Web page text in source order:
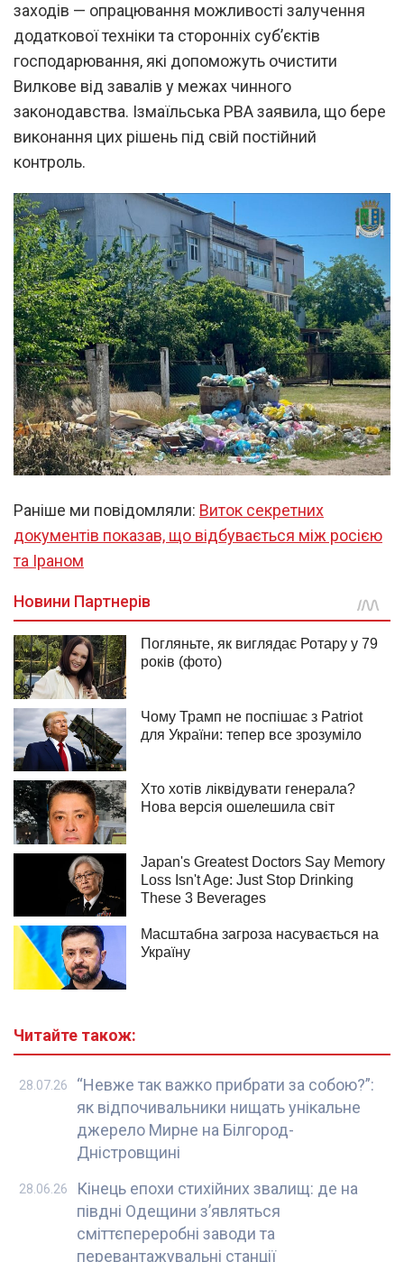
заходів — опрацювання можливості залучення
додаткової техніки та сторонніх суб’єктів
господарювання, які допоможуть очистити
Вилкове від завалів у межах чинного
законодавства. Ізмаїльська РВА заявила, що бере
виконання цих рішень під свій постійний
контроль.
Раніше ми повідомляли: Виток секретних
документів показав, що відбувається між росією
та Іраном
Читайте також:
“Невже так важко прибрати за собою?”:
як відпочивальники нищать унікальне
джерело Мирне на Білгород-
Дністровщині
28.07.26
Кінець епохи стихійних звалищ: де на
півдні Одещини з’являться
сміттєпереробні заводи та
перевантажувальні станції
28.06.26